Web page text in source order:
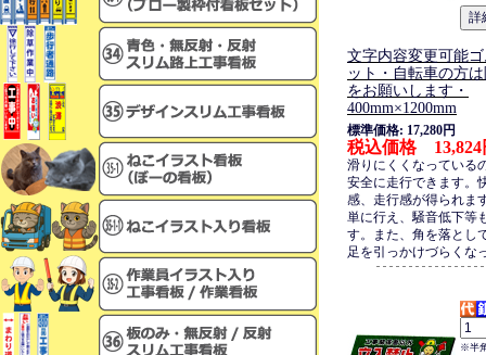
文字内容変更可能
ット・自転車の方
をお願いします・
400mm×1200mm
標準価格: 17,280円
税込価格 13,824
滑りにくくなっている
安全に走行できます。
感、走行感が得られま
単に行え、騒音低下等
す。また、角を落とし
足を引っかけづらくな
※半